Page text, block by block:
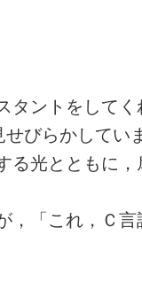
タントをして
びらかしてい
る光とともに
，「これ，Ｃ